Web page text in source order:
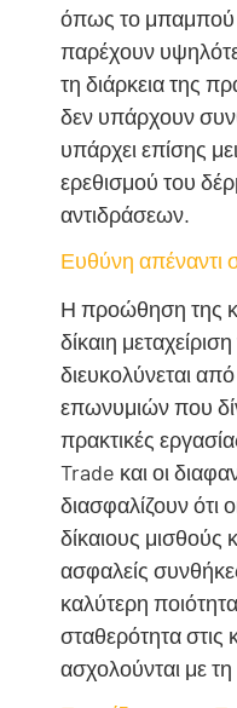
όπως το μπαμπού
παρέχουν
τη διάρκεια της
δεν υπάρχουν
υπάρχει επίσης
ερεθισμού του
αντιδράσεων.
Ευθύνη απέναντι
Η προώθηση της
δίκαιη
διευκολύνεται
επωνυμιών που
πρακτικές
Trade και οι
διασφαλίζουν ότι
δίκαιους μισθούς
ασφαλείς
καλύτερη
σταθερότητα στις
ασχολούνται με